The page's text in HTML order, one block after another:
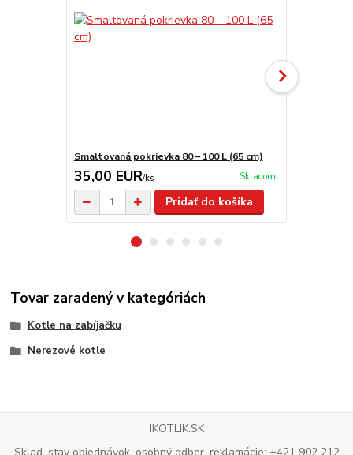
Smaltovaná pokrievka 80 – 100 L (65 cm)
35,00 EUR/ks Skladom
Pridať do košíka
Tovar zaradený v kategóriách
Kotle na zabíjačku
Nerezové kotle
IKOTLIK.SK